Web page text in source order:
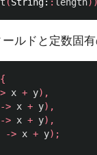
ルドと定数固
{
x + y),
-> x + y),
-> x + y),
-> x + y);